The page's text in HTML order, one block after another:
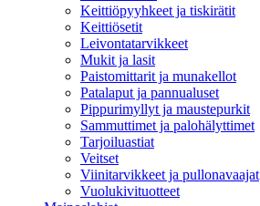
Keittiöpyyhkeet ja tiskirätit
Keittiösetit
Leivontatarvikkeet
Mukit ja lasit
Paistomittarit ja munakellot
Patalaput ja pannualuset
Pippurimyllyt ja maustepurkit
Sammuttimet ja palohälyttimet
Tarjoiluastiat
Veitset
Viinitarvikkeet ja pullonavaajat
Vuolukivituotteet